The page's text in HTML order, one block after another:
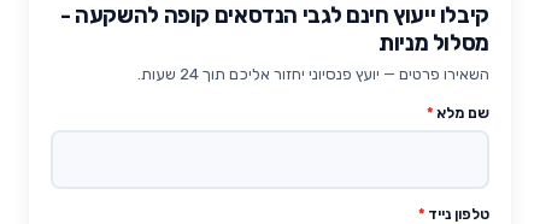
קיבלו ייעוץ חינם לגבי הנדסאים קופה להשקעה -
מסלול מניות
השאירו פרטים — יועץ פנסיוני יחזור אליכם תוך 24 שעות.
שם מלא *
טלפון נייד *